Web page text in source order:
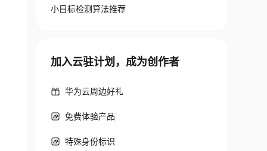
小目标检测算法推荐
加入云驻计划，成为创作者
华为云周边好礼
免费体验产品
特殊身份标识